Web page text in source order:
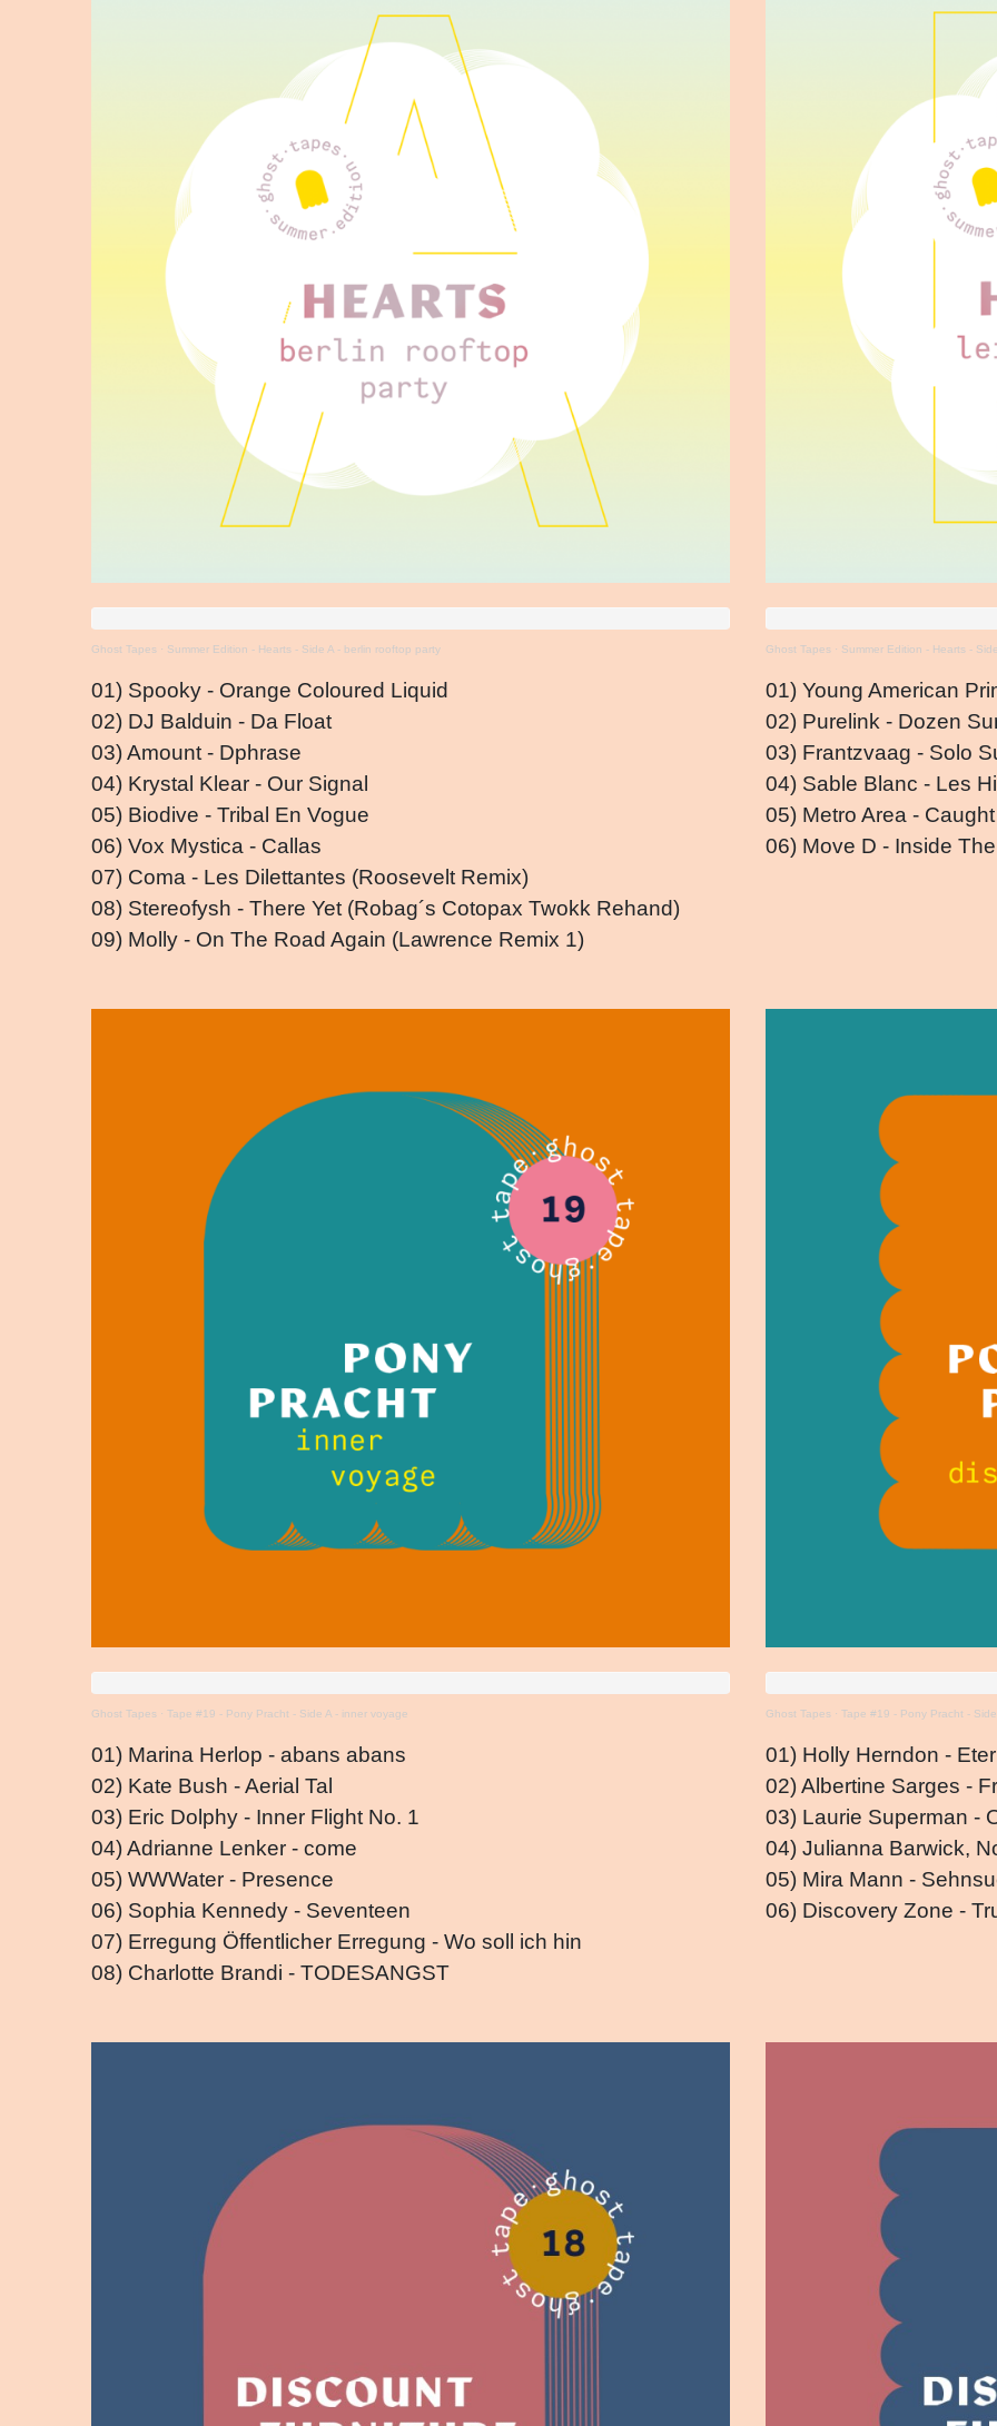
Ghost Tapes · Summer Edition - Hearts - Side A - berlin rooftop party
01) Spooky - Orange Coloured Liquid
02) DJ Balduin - Da Float
03) Amount - Dphrase
04) Krystal Klear - Our Signal
05) Biodive - Tribal En Vogue
06) Vox Mystica - Callas
07) Coma - Les Dilettantes (Roosevelt Remix)
08) Stereofysh - There Yet (Robag´s Cotopax Twokk Rehand)
09) Molly - On The Road Again (Lawrence Remix 1)
Ghost Tapes · Summer Edition - Hearts -
01) Young American
02) Purelink - Dozen
03) Frantzvaag - Solo
04) Sable Blanc - Les
05) Metro Area -
06) Move D - Inside
Ghost Tapes · Tape #19 - Pony Pracht - Side A - inner voyage
01) Marina Herlop - abans abans
02) Kate Bush - Aerial Tal
03) Eric Dolphy - Inner Flight No. 1
04) Adrianne Lenker - come
05) WWWater - Presence
06) Sophia Kennedy - Seventeen
07) Erregung Öffentlicher Erregung - Wo soll ich hin
08) Charlotte Brandi - TODESANGST
Ghost Tapes · Tape #19 - Pony Pracht -
01) Holly Herndon -
02) Albertine Sarges -
03) Laurie Superman -
04) Julianna Barwick,
05) Mira Mann -
06) Discovery Zone -